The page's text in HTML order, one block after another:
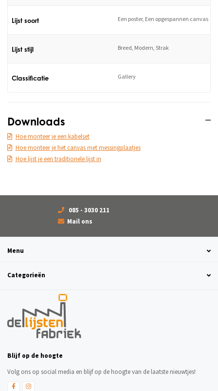
Lijst soort Een poster, Een opgespannen canvas
Lijst stijl Breed, Modern, Strak
Classificatie Gallery
Downloads
Hoe monteer je een kabelset
Hoe monteer je het canvas met messingplaatjes
Hoe lijst je een traditionele lijst in
085 - 3030 211
Mail ons
Menu
Categorieën
Blijf op de hoogte
Volg ons op social media en blijf op de hoogte van de laatste nieuwtjes!